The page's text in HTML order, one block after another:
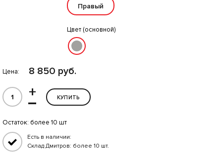
Правый
Цвет (основной)
Цена: 8 850 руб.
–
+ КУПИТЬ
Остаток: более 10 шт
Есть в наличии:
Склад Дмитров: более 10 шт.